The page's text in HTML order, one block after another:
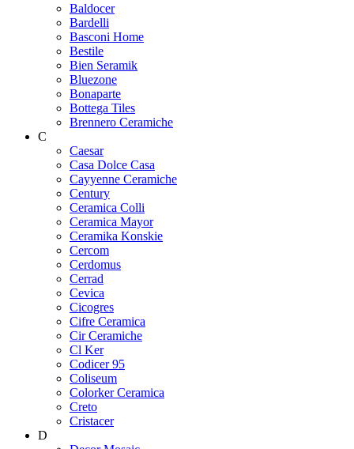
Baldocer
Bardelli
Basconi Home
Bestile
Bien Seramik
Bluezone
Bonaparte
Bottega Tiles
Brennero Ceramiche
C
Caesar
Casa Dolce Casa
Cayyenne Ceramiche
Century
Ceramica Colli
Ceramica Mayor
Ceramika Konskie
Cercom
Cerdomus
Cerrad
Cevica
Cicogres
Cifre Ceramica
Cir Ceramiche
Cl Ker
Codicer 95
Coliseum
Colorker Ceramica
Creto
Cristacer
D